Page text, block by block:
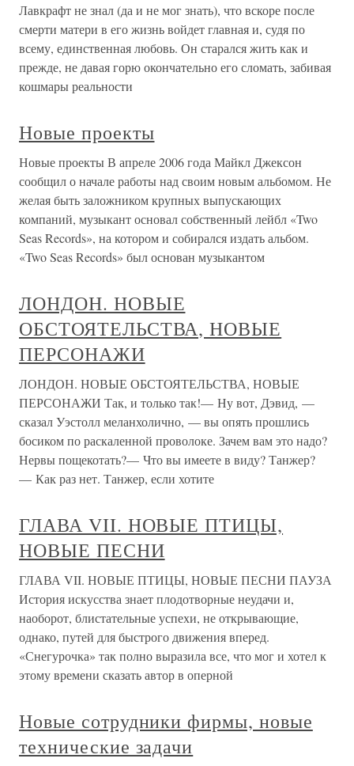
Лавкрафт не знал (да и не мог знать), что вскоре после
смерти матери в его жизнь войдет главная и, судя по
всему, единственная любовь. Он старался жить как и
прежде, не давая горю окончательно его сломать, забивая
кошмары реальности
Новые проекты
Новые проекты В апреле 2006 года Майкл Джексон
сообщил о начале работы над своим новым альбомом. Не
желая быть заложником крупных выпускающих
компаний, музыкант основал собственный лейбл «Two
Seas Records», на котором и собирался издать альбом.
«Two Seas Records» был основан музыкантом
ЛОНДОН. НОВЫЕ
ОБСТОЯТЕЛЬСТВА, НОВЫЕ
ПЕРСОНАЖИ
ЛОНДОН. НОВЫЕ ОБСТОЯТЕЛЬСТВА, НОВЫЕ
ПЕРСОНАЖИ Так, и только так!— Ну вот, Дэвид, —
сказал Уэстолл меланхолично, — вы опять прошлись
босиком по раскаленной проволоке. Зачем вам это надо?
Нервы пощекотать?— Что вы имеете в виду? Танжер?
— Как раз нет. Танжер, если хотите
ГЛАВА VII. НОВЫЕ ПТИЦЫ,
НОВЫЕ ПЕСНИ
ГЛАВА VII. НОВЫЕ ПТИЦЫ, НОВЫЕ ПЕСНИ ПАУЗА
История искусства знает плодотворные неудачи и,
наоборот, блистательные успехи, не открывающие,
однако, путей для быстрого движения вперед.
«Снегурочка» так полно выразила все, что мог и хотел к
этому времени сказать автор в оперной
Новые сотрудники фирмы, новые
технические задачи